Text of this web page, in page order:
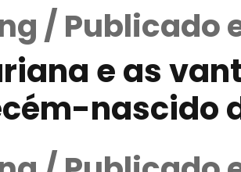
/ Publicado
e as
nascido